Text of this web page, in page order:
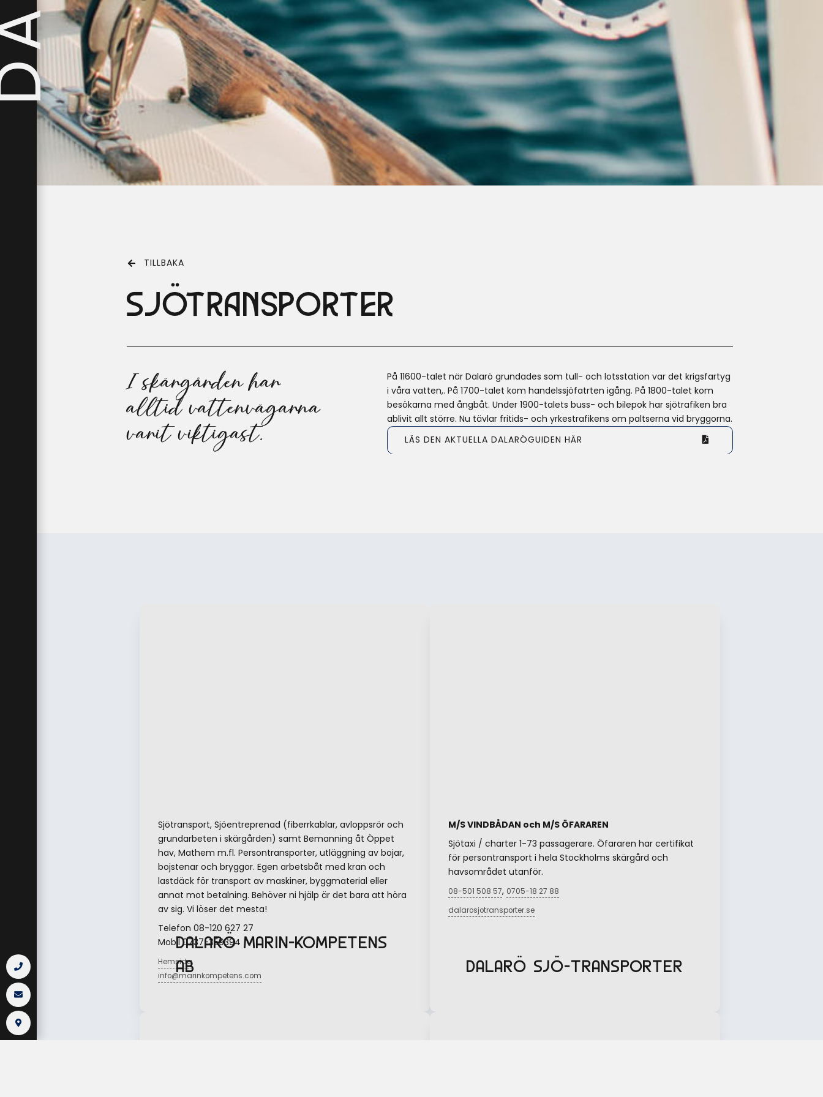
TILLBAKA
Sjötransporter
I skärgården har
alltid vattenvägarna
varit viktigast.
På 11600-talet när Dalarö grundades som tull- och lotsstation var det krigsfartyg
i våra vatten,. På 1700-talet kom handelssjöfatrten igång. På 1800-talet kom
besökarna med ångbåt. Under 1900-talets buss- och bilepok har sjötrafiken bra
ablivit allt större. Nu tävlar fritids- och yrkestrafikens om paltserna vid bryggorna.
LÄS DEN AKTUELLA DALARÖGUIDEN HÄR
DALARÖ MARIN-KOMPETENS
AB
Sjötransport, Sjöentreprenad (fiberrkablar, avloppsrör och
grundarbeten i skärgården) samt Bemanning åt Öppet
hav, Mathem m.fl. Persontransporter, utläggning av bojar,
bojstenar och bryggor. Egen arbetsbåt med kran och
lastdäck för transport av maskiner, byggmaterial eller
annat mot betalning. Behöver ni hjälp är det bara att höra
av sig. Vi löser det mesta!
Telefon 08-120 627 27
Mobil 0737-359394
Hemsida
info@marinkompetens.com
DALARÖ SJÖ-TRANSPORTER
M/S VINDBÅDAN och M/S ÖFARAREN
Sjötaxi / charter 1-73 passagerare. Öfararen har certifikat
för persontransport i hela Stockholms skärgård och
havsområdet utanför.
08-501 508 57, 0705-18 27 88
dalarosjotransporter.se